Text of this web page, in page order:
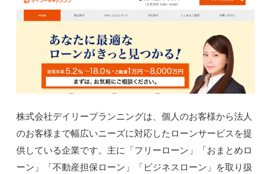
株式会社デイリープランニングは、個人のお客様から法人
のお客様まで幅広いニーズに対応したローンサービスを提
供している企業です。主に「フリーローン」「おまとめロ
ーン」「不動産担保ローン」「ビジネスローン」を取り扱